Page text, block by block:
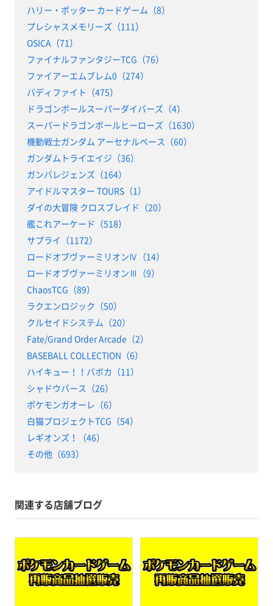
ハリー・ポッター カードゲーム（8）
プレシャスメモリーズ（111）
OSICA（71）
ファイナルファンタジーTCG（76）
ファイアーエムブレム0（274）
バディファイト（475）
ドラゴンボールスーパーダイバーズ（4）
スーパードラゴンボールヒーローズ（1630）
機動戦士ガンダム アーセナルベース（60）
ガンダムトライエイジ（36）
ガンバレジェンズ（164）
アイドルマスター TOURS（1）
ダイの大冒険 クロスブレイド（20）
艦これアーケード（518）
サプライ（1172）
ロードオブヴァーミリオンⅣ（14）
ロードオブヴァーミリオンⅢ（9）
ChaosTCG（89）
ラクエンロジック（50）
クルセイドシステム（20）
Fate/Grand Order Arcade（2）
BASEBALL COLLECTION（6）
ハイキュー！！バボカ（11）
シャドウバース（26）
ポケモンガオーレ（6）
白猫プロジェクトTCG（54）
レギオンズ！（46）
その他（693）
関連する店舗ブログ